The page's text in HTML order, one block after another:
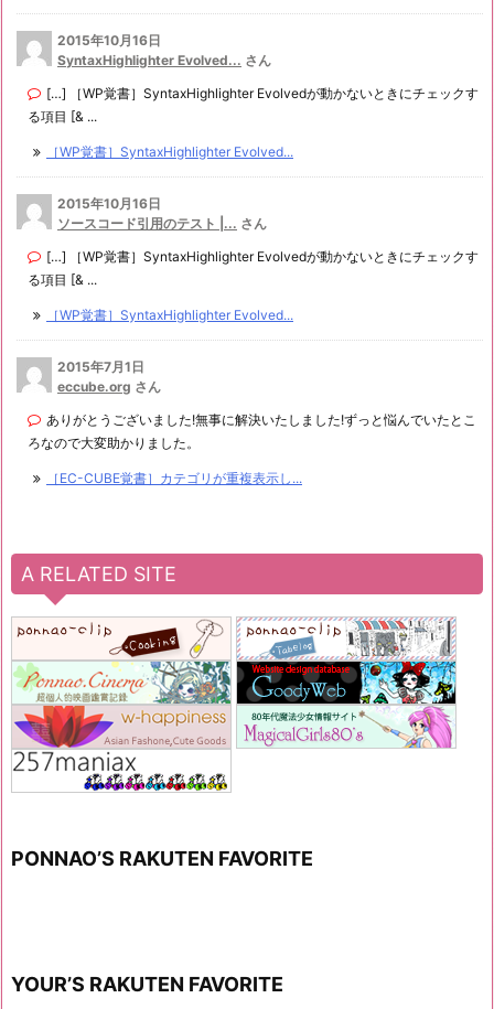
2015年10月16日
SyntaxHighlighter Evolved... さん
[…] ［WP覚書］SyntaxHighlighter Evolvedが動かないときにチェックす
る項目 [& ...
［WP覚書］SyntaxHighlighter Evolved...
2015年10月16日
ソースコード引用のテスト |... さん
[…] ［WP覚書］SyntaxHighlighter Evolvedが動かないときにチェックす
る項目 [& ...
［WP覚書］SyntaxHighlighter Evolved...
2015年7月1日
eccube.org さん
ありがとうございました!無事に解決いたしました!ずっと悩んでいたとこ
ろなので大変助かりました。
［EC-CUBE覚書］カテゴリが重複表示し...
A RELATED SITE
PONNAO’S RAKUTEN FAVORITE
YOUR’S RAKUTEN FAVORITE